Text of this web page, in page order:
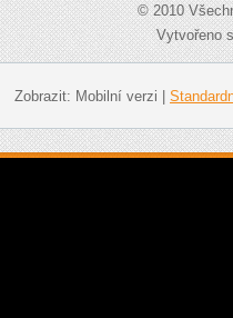
© 2010
Vytvořeno
Zobrazit: Mobilní verzi